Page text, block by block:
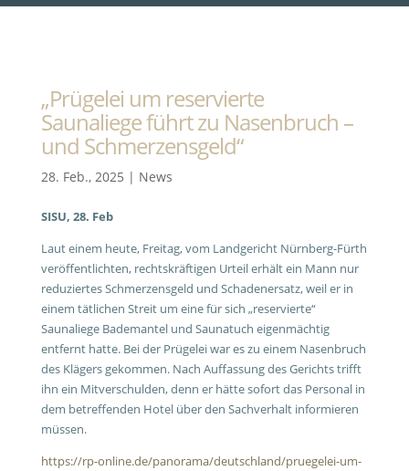
„Prügelei um reservierte
Saunaliege führt zu Nasenbruch –
und Schmerzensgeld“
28. Feb., 2025 | News
SISU, 28. Feb
Laut einem heute, Freitag, vom Landgericht Nürnberg-Fürth
veröffentlichten, rechtskräftigen Urteil erhält ein Mann nur
reduziertes Schmerzensgeld und Schadenersatz, weil er in
einem tätlichen Streit um eine für sich „reservierte“
Saunaliege Bademantel und Saunatuch eigenmächtig
entfernt hatte. Bei der Prügelei war es zu einem Nasenbruch
des Klägers gekommen. Nach Auffassung des Gerichts trifft
ihn ein Mitverschulden, denn er hätte sofort das Personal in
dem betreffenden Hotel über den Sachverhalt informieren
müssen.
https://rp-online.de/panorama/deutschland/pruegelei-um-